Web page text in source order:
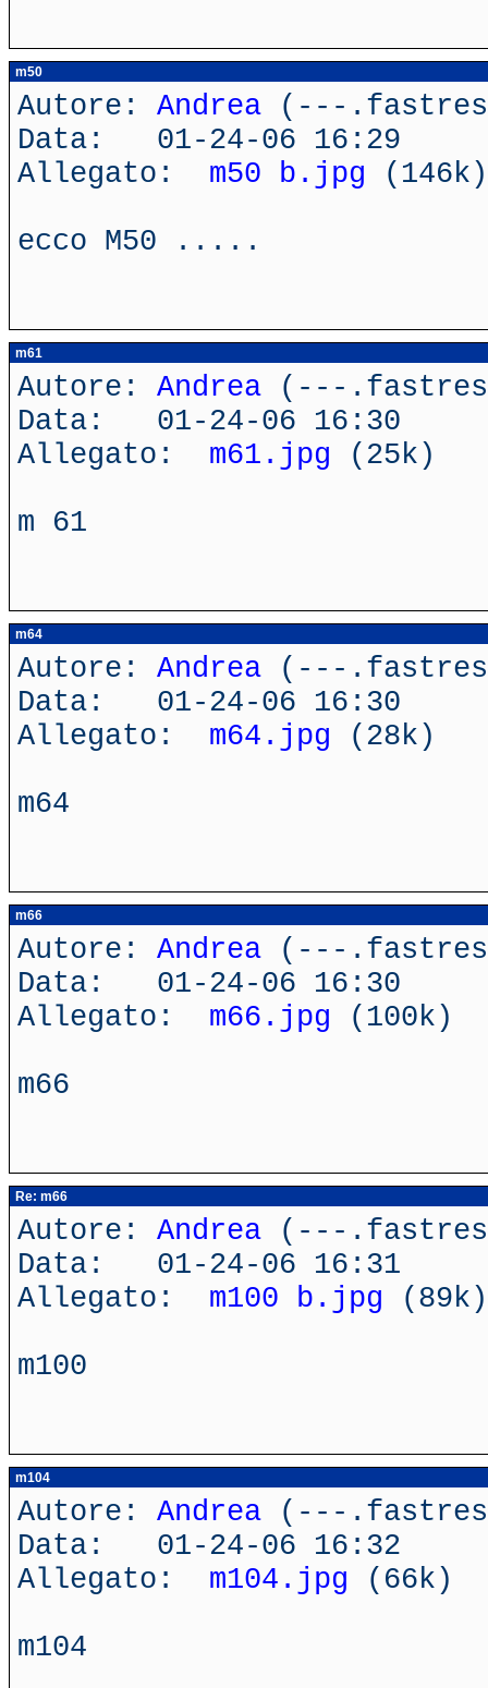
m50
Autore: Andrea (---
Data: 01-24-06 16:29
Allegato: m50 b.jpg (146k)
ecco M50 .....
m61
Autore: Andrea (---
Data: 01-24-06 16:30
Allegato: m61.jpg (25k)
m 61
m64
Autore: Andrea (---
Data: 01-24-06 16:30
Allegato: m64.jpg (28k)
m64
m66
Autore: Andrea (---
Data: 01-24-06 16:30
Allegato: m66.jpg (100k)
m66
Re: m66
Autore: Andrea (---
Data: 01-24-06 16:31
Allegato: m100 b.jpg (89k)
m100
m104
Autore: Andrea (---
Data: 01-24-06 16:32
Allegato: m104.jpg (66k)
m104